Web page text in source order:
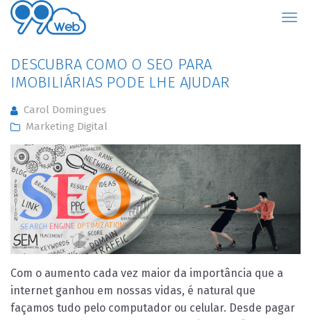
DESCUBRA COMO O SEO PARA
IMOBILIÁRIAS PODE LHE AJUDAR
Carol Domingues
Marketing Digital
Com o aumento cada vez maior da importância que a
internet ganhou em nossas vidas, é natural que
façamos tudo pelo computador ou celular. Desde pagar